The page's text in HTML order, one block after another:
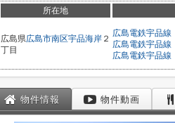
所在地
広島県広島市南区宇品海岸 ２
丁目
広島電鉄宇品線
広島電鉄宇品線
広島電鉄宇品線
物件情報 物件動画